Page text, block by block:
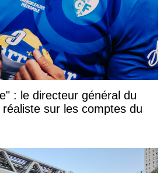
: le directeur général du
sur les comptes du